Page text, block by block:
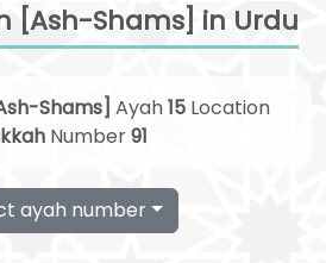
[Ash-Shams] in Urdu
Shams] Ayah15Location
Number91
ayah number